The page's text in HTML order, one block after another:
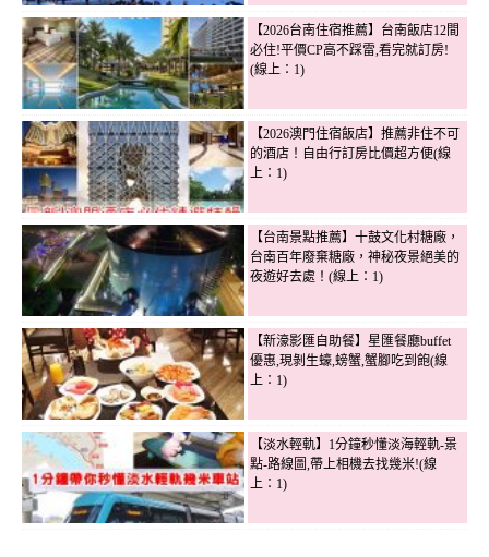
【2026台南住宿推薦】台南飯店12間
必住!平價CP高不踩雷,看完就訂房!
(線上：1)
【2026澳門住宿飯店】推薦非住不可
的酒店！自由行訂房比價超方便(線
上：1)
【台南景點推薦】十鼓文化村糖廠，
台南百年廢棄糖廠，神秘夜景絕美的
夜遊好去處！(線上：1)
【新濠影匯自助餐】星匯餐廳buffet
優惠,現剝生蠔,螃蟹,蟹腳吃到飽(線
上：1)
【淡水輕軌】1分鐘秒懂淡海輕軌-景
點-路線圖,帶上相機去找幾米!(線
上：1)